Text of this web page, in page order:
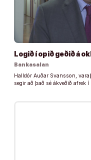
Logið í opið geðið á
Bankasalan
Halldór Auðar Svansson,
segir að það sé ákveðið afrek